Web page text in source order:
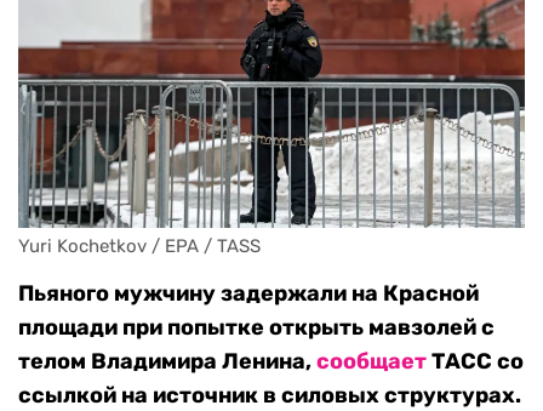
Yuri Kochetkov / EPA / TASS
Пьяного мужчину задержали на Красной
площади при попытке открыть мавзолей с
телом Владимира Ленина,сообщаетТАСС со
ссылкой на источник в силовых структурах.